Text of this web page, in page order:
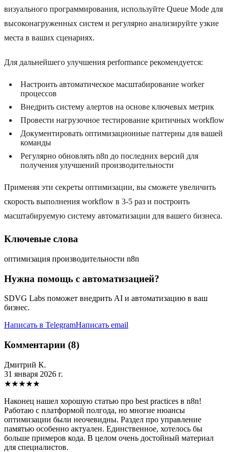
визуального программирования, используйте Queue Mode для
высоконагруженных систем и регулярно анализируйте узкие
места в ваших сценариях.
Для дальнейшего улучшения performance рекомендуется:
Настроить автоматическое масштабирование worker
процессов
Внедрить систему алертов на основе ключевых метрик
Провести нагрузочное тестирование критичных workflow
Документировать оптимизационные паттерны для вашей
команды
Регулярно обновлять n8n до последних версий для
получения улучшений производительности
Применяя эти секреты оптимизации, вы сможете увеличить
скорость выполнения workflow в 3-5 раз и построить
масштабируемую систему автоматизации для вашего бизнеса.
Ключевые слова
оптимизация производительности n8n
Нужна помощь с автоматизацией?
SDVG Labs поможет внедрить AI и автоматизацию в ваш
бизнес.
Написать в TelegramНаписать email
Комментарии (8)
Дмитрий К.
31 января 2026 г.
★★★★★
Наконец нашел хорошую статью про best practices в n8n!
Работаю с платформой полгода, но многие нюансы
оптимизации были неочевидны. Раздел про управление
памятью особенно актуален. Единственное, хотелось бы
больше примеров кода. В целом очень достойный материал
для специалистов.